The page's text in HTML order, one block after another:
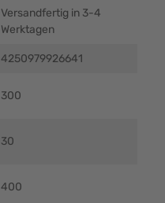
Versandfertig in 3-4
Werktagen
4250979926641
300
30
400